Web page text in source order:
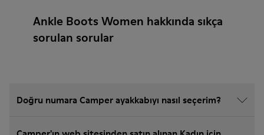
Ankle Boots Women hakkında sıkça
sorulan sorular
Doğru numara Camper ayakkabıyı nasıl seçerim?